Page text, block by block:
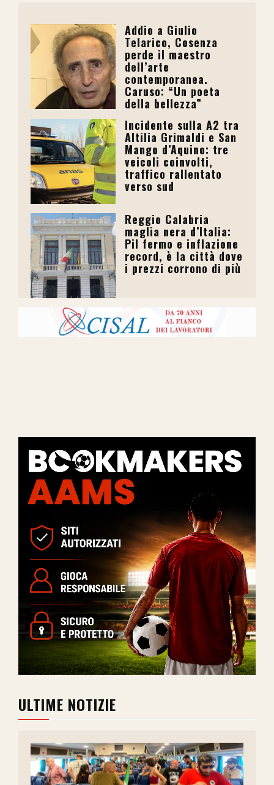
Addio a Giulio
Telarico, Cosenza
perde il maestro
dell’arte
contemporanea.
Caruso: “Un poeta
della bellezza”
Incidente sulla A2 tra
Altilia Grimaldi e San
Mango d’Aquino: tre
veicoli coinvolti,
traffico rallentato
verso sud
Reggio Calabria
maglia nera d’Italia:
Pil fermo e inflazione
record, è la città dove
i prezzi corrono di più
ULTIME NOTIZIE